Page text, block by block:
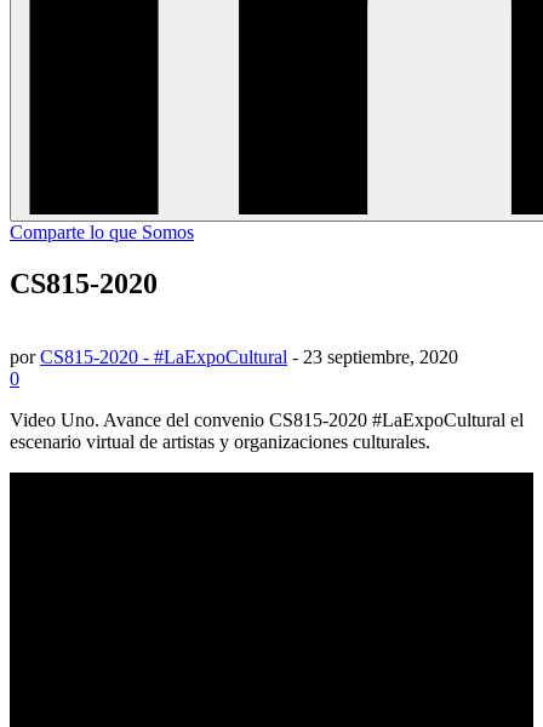
Comparte lo que Somos
CS815-2020
porCS815-2020 - #LaExpoCultural - 23 septiembre, 2020
0
Video Uno. Avance del convenio CS815-2020 #LaExpoCultural el
escenario virtual de artistas y organizaciones culturales.